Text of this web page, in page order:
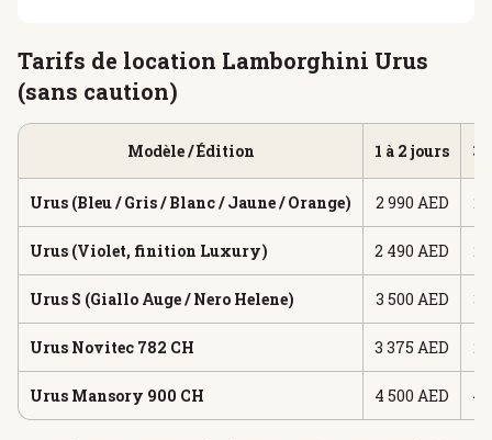
Tarifs de location Lamborghini Urus
(sans caution)
Modèle / Édition 1 à 2 jours 3
Urus (Bleu / Gris / Blanc / Jaune / Orange) 2 990 AED 2
Urus (Violet, finition Luxury) 2 490 AED 2
Urus S (Giallo Auge / Nero Helene) 3 500 AED 3
Urus Novitec 782 CH 3 375 AED 2
Urus Mansory 900 CH 4 500 AED 4